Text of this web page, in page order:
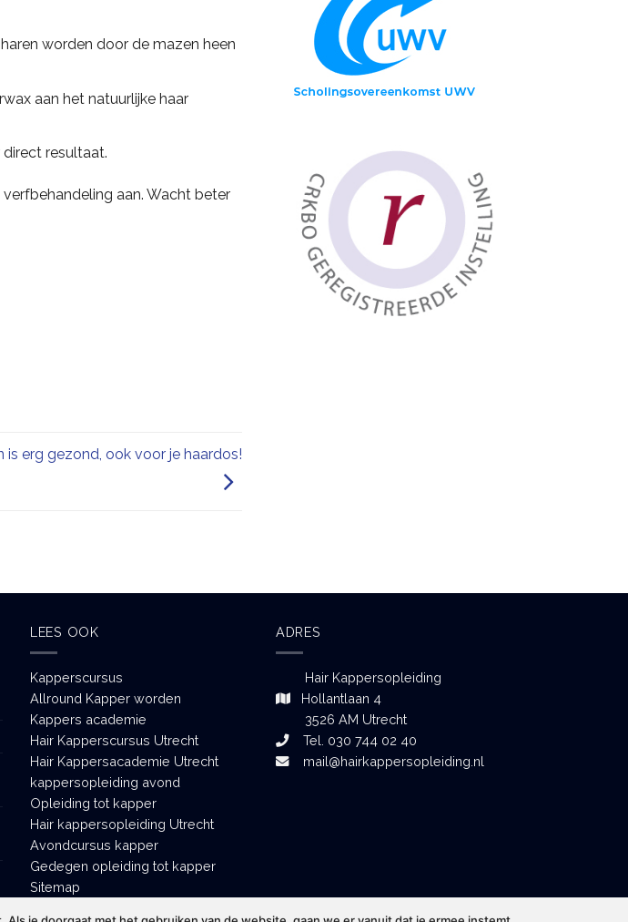
worden door de mazen heen
aan het natuurlijke haar
direct resultaat.
aan. Wacht beter
is erg gezond, ook voor je haardos!
LEES OOK
Kapperscursus
Allround Kapper worden
Kappers academie
Hair Kapperscursus Utrecht
Hair Kappersacademie Utrecht
kappersopleiding avond
Opleiding tot kapper
Hair kappersopleiding Utrecht
Avondcursus kapper
Gedegen opleiding tot kapper
Sitemap
ADRES
Hair Kappersopleiding
Hollantlaan 4
3526 AM Utrecht
Tel. 030 744 02 40
mail@hairkappersopleiding.nl